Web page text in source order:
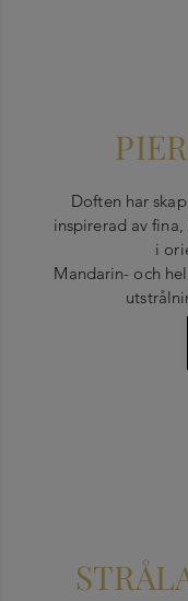
Doften har
inspirerad av
i
Mandarin- och